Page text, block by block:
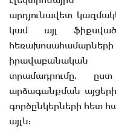
արդյունավետ
կամ այլ
իրավաբանական
տրամադրումը,
արձագանքման
գործընկերների հետ
այլն: